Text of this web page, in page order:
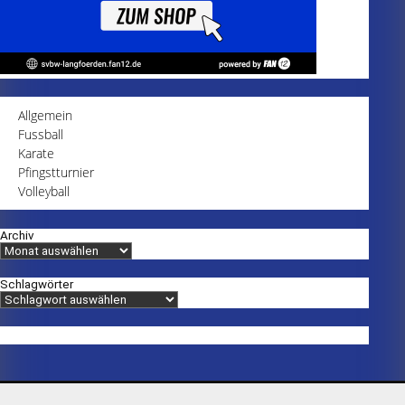
Allgemein
Fussball
Karate
Pfingstturnier
Volleyball
Archiv
Schlagwörter